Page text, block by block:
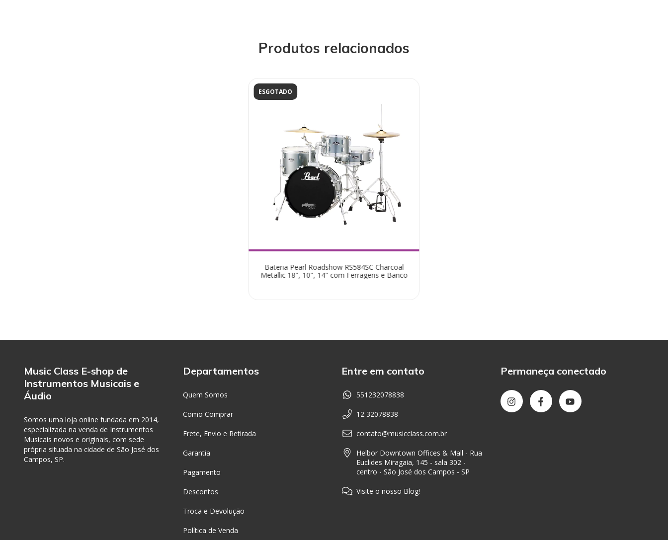
Produtos relacionados
ESGOTADO
Bateria Pearl Roadshow RS584SC Charcoal
Metallic 18", 10", 14" com Ferragens e Banco
Music Class E-shop de
Instrumentos Musicais e
Áudio
Somos uma loja online fundada em 2014,
especializada na venda de Instrumentos
Musicais novos e originais, com sede
própria situada na cidade de São José dos
Campos, SP.
Departamentos
Quem Somos
Como Comprar
Frete, Envio e Retirada
Garantia
Pagamento
Descontos
Troca e Devolução
Política de Venda
Entre em contato
551232078838
12 32078838
contato@musicclass.com.br
Helbor Downtown Offices & Mall - Rua
Euclides Miragaia, 145 - sala 302 -
centro - São José dos Campos - SP
Visite o nosso Blog!
Permaneça conectado